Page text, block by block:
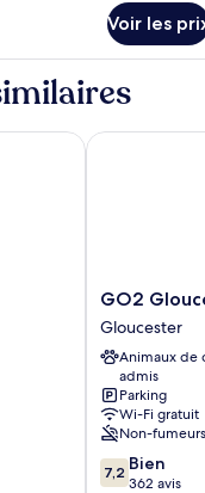
Voir les
GO2
Gloucester
Hotel
by
OYO
Gloucester
GO2
Gloucester
Animaux de
admis
Parking
Wi-Fi gratuit
Non-fumeurs
7.2
sur
7,2 Bien
362 avis
GO2